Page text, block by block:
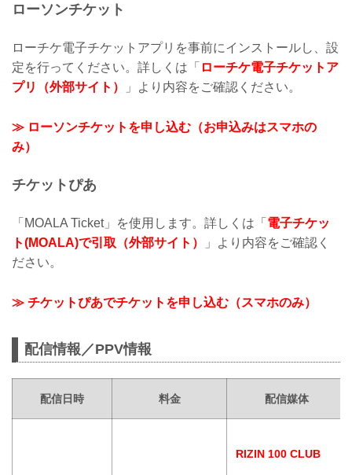
ローソンチケット
ローチケ電子チケットアプリを事前にインストールし、設
定を行ってください。詳しくは「 ローチケ電子チケットア
プリ（外部サイト）
」より内容をご確認ください。
≫ ローソンチケットを申し込む（お申込みはスマホの
み）
チケットぴあ
「MOALA Ticket」を使用します。詳しくは「 電子チケッ
ト(MOALA)で引取（外部サイト）
」より内容をご確認く
ださい。
≫ チケットぴあでチケットを申し込む（スマホのみ）
配信情報／PPV情報
配信日時 料金 配信媒体
RIZIN 100 CLUB